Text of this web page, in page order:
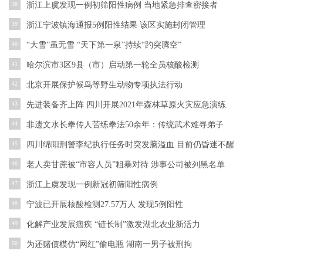
38 浙江上虞发现一例初筛阳性病例 当地紧急排查密接者
39 浙江宁波镇海通报5例阳性结果 该区实施封闭管理
40 “大雪”虽无雪 “天下第一泉”持续“趵突腾空”
41 哈尔滨市3区9县（市）启动第一轮全员核酸检测
42 北京开展保护候鸟等野生动物专项执法行动
43 先进装备齐上阵 四川开展2021年森林草原火灾应急演练
44 非遗文水长拳传人苦练拳法50余年：传统武术难寻弟子
45 四川绵阳刑警李纪执行任务时突发脑溢血 目前仍昏迷不醒
46 老人卖甘蔗被“市容人员”粗暴对待 涉事公司被列黑名单
47 浙江上虞发现一例新冠初筛阳性病例
48 宁波已开展核酸检测27.57万人 发现5例阳性
49 化解产业发展痼疾 “链长制”激发湖北农业新活力
50 为还赌债模仿“网红”偷电瓶 湖南一男子被刑拘